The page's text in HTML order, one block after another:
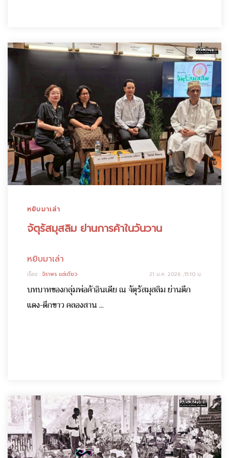
หยิบมาเล่า
จัตุรัสมุสลิม ย่านการค้าในวันวาน
หยิบมาเล่า
เรื่อง : จิราพร แซ่เตียว 21 ม.ค. 2026 ,15:10 น.
บทบาทของกลุ่มพ่อค้าอินเดีย ณ จัตุรัสมุสลิม ย่านตึก
แดง-ตึกขาว คลองสาน ...